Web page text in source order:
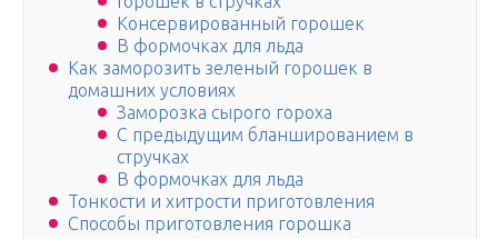
Консервированный горошек
В формочках для льда
Как заморозить зеленый горошек в
домашних условиях
Заморозка сырого гороха
С предыдущим бланшированием в
стручках
В формочках для льда
Тонкости и хитрости приготовления
Способы приготовления горошка